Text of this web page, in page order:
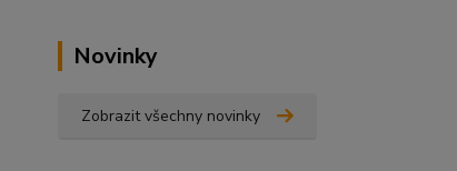
Novinky
Zobrazit všechny novinky